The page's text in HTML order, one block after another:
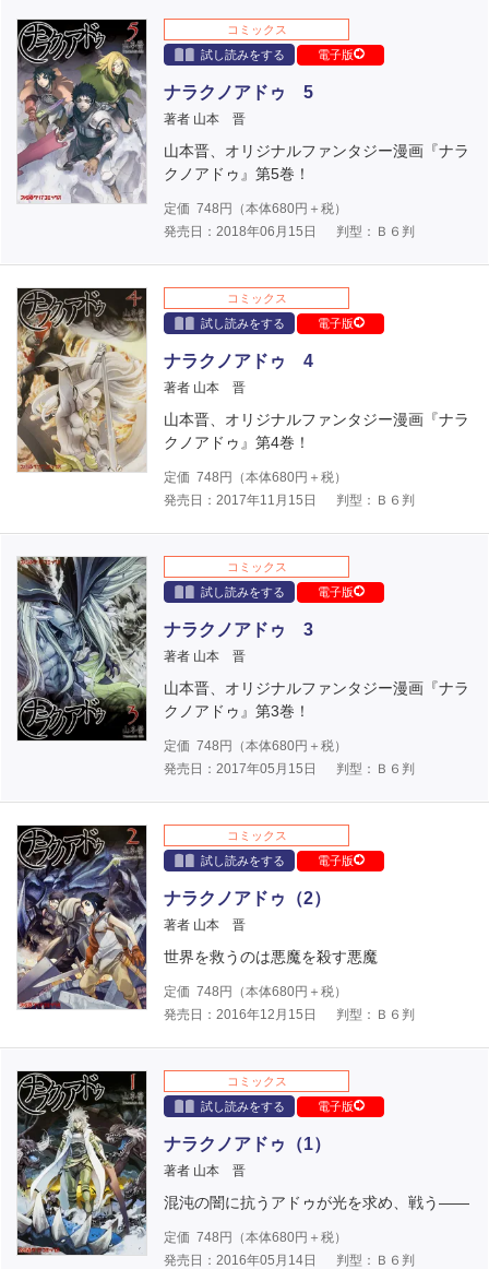
コミックス
試し読みをする
電子版
ナラクノアドゥ 5
著者 山本 晋
山本晋、オリジナルファンタジー漫画『ナラ
クノアドゥ』第5巻！
定価 748 円（本体680円＋税）
発売日：2018年06月15日
判型：Ｂ６判
コミックス
試し読みをする
電子版
ナラクノアドゥ 4
著者 山本 晋
山本晋、オリジナルファンタジー漫画『ナラ
クノアドゥ』第4巻！
定価 748 円（本体680円＋税）
発売日：2017年11月15日
判型：Ｂ６判
コミックス
試し読みをする
電子版
ナラクノアドゥ 3
著者 山本 晋
山本晋、オリジナルファンタジー漫画『ナラ
クノアドゥ』第3巻！
定価 748 円（本体680円＋税）
発売日：2017年05月15日
判型：Ｂ６判
コミックス
試し読みをする
電子版
ナラクノアドゥ（2）
著者 山本 晋
世界を救うのは悪魔を殺す悪魔
定価 748 円（本体680円＋税）
発売日：2016年12月15日
判型：Ｂ６判
コミックス
試し読みをする
電子版
ナラクノアドゥ（1）
著者 山本 晋
混沌の闇に抗うアドゥが光を求め、戦う――
定価 748 円（本体680円＋税）
発売日：2016年05月14日
判型：Ｂ６判